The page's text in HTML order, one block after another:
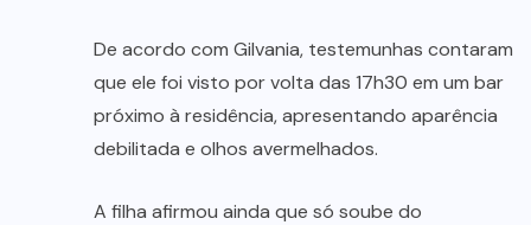
De acordo com Gilvania, testemunhas contaram
que ele foi visto por volta das 17h30 em um bar
próximo à residência, apresentando aparência
debilitada e olhos avermelhados.
A filha afirmou ainda que só soube do